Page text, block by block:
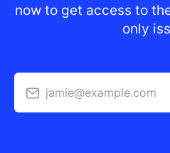
now to get access to
only
jamie@example.com